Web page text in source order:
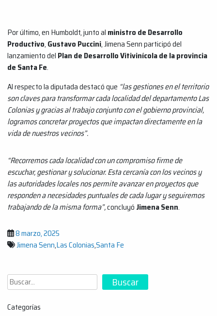
Por último, en Humboldt, junto al ministro de Desarrollo
Productivo, Gustavo Puccini, Jimena Senn participó del
lanzamiento del Plan de Desarrollo Vitivinícola de la provincia
de Santa Fe.
Al respecto la diputada destacó que “las gestiones en el territorio
son claves para transformar cada localidad del departamento Las
Colonias y gracias al trabajo conjunto con el gobierno provincial,
logramos concretar proyectos que impactan directamente en la
vida de nuestros vecinos”.
“Recorremos cada localidad con un compromiso firme de
escuchar, gestionar y solucionar. Esta cercanía con los vecinos y
las autoridades locales nos permite avanzar en proyectos que
responden a necesidades puntuales de cada lugar y seguiremos
trabajando de la misma forma”,concluyó Jimena Senn.
8 marzo, 2025
Jimena Senn,Las Colonias,Santa Fe
Buscar Buscar
Categorías